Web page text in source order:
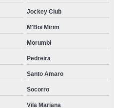
Jockey Club
M'Boi Mirim
Morumbi
Pedreira
Santo Amaro
Socorro
Vila Mariana